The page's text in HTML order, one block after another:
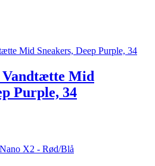
Mid
Purple, 34